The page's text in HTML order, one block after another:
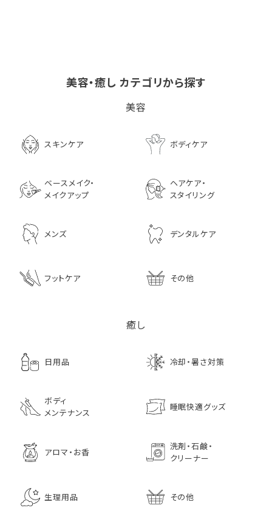
LPLP（ルプルプ） エッ
センスカラートリートメン
美容・癒し カテゴリから探す
美容
スキンケア ボディケア
ベースメイク・
メイクアップ
ヘアケア・
スタイリング
メンズ デンタルケア
フットケア その他
癒し
日用品 冷却・暑さ対策
ボディ
メンテナンス
睡眠快適グッズ
アロマ・お香
洗剤・石鹸・
クリーナー
生理用品 その他